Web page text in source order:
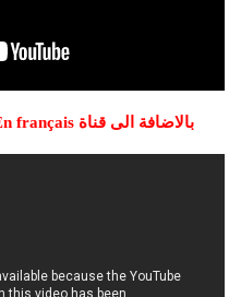
بالاضافة الى قناة En français التابعة لإدارة موقع فرنشاوي